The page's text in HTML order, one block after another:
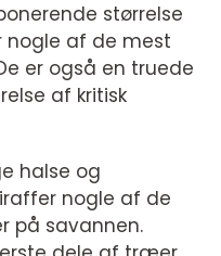
størrelse
nogle af de mest
er også en truede
af kritisk
halse og
nogle af de
på savannen.